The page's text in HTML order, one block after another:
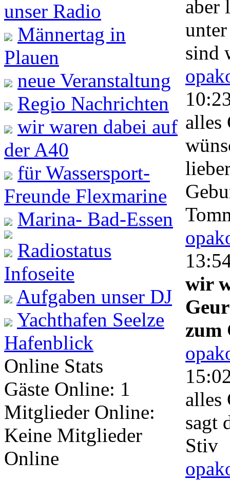
unser Radio
Männertag in
Plauen
neue Veranstaltung
Regio Nachrichten
wir waren dabei auf
der A40
für Wassersport-
Freunde Flexmarine
Marina- Bad-Essen
Radiostatus
Infoseite
Aufgaben unser DJ
Yachthafen Seelze
Hafenblick
Online Stats
Gäste Online: 1
Mitglieder Online:
Keine Mitglieder
Online
aber
sind
alles
wir
zum
alles
sagt
Stiv